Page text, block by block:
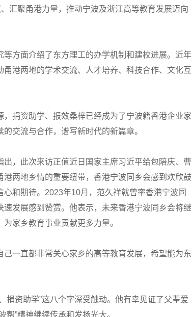
汇聚甬港力量，推动宁波及浙江高等教育发展迈向
方面介绍了东方理工的办学机制和建校进展。近年
港两地的学术交流、人才培养、科技合作、文化互
捐资助学、报效桑梓已经成为了宁波籍香港企业家
交流与合作，谱写新时代的新篇章。
，此次来访正值近日国家主席习近平给包陪庆、曹
两地乡情的重要纽带，香港宁波同乡会感到欢欣鼓
和期待。2023年10月，范久祥就曾率香港宁波同
发展感到赞赏。他表示，未来香港宁波同乡会将继
家乡教育事业贡献更多力量。
一直都非常关心家乡的高等教育发展，希望能为东
资助学”这八个字深受触动。他有幸见证了父辈爱
”精神继续传承和发扬光大。